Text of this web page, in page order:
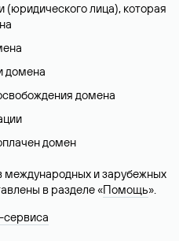
(юридического лица), которая
домена
домена
домен
международных и зарубежных
в разделе «Помощь».
сервиса